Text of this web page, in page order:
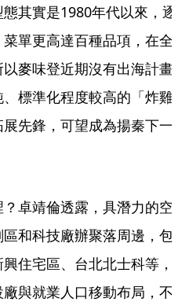
其實是1980年代以來，逐
單更高達百種品項，在全
麥味登近期沒有出海計畫
標準化程度較高的「炸雞
先鋒，可望成為揚秦下一
卓靖倫透露，具潛力的空
和科技廠辦聚落周邊，包
住宅區、台北北士科等，
與就業人口移動布局，不